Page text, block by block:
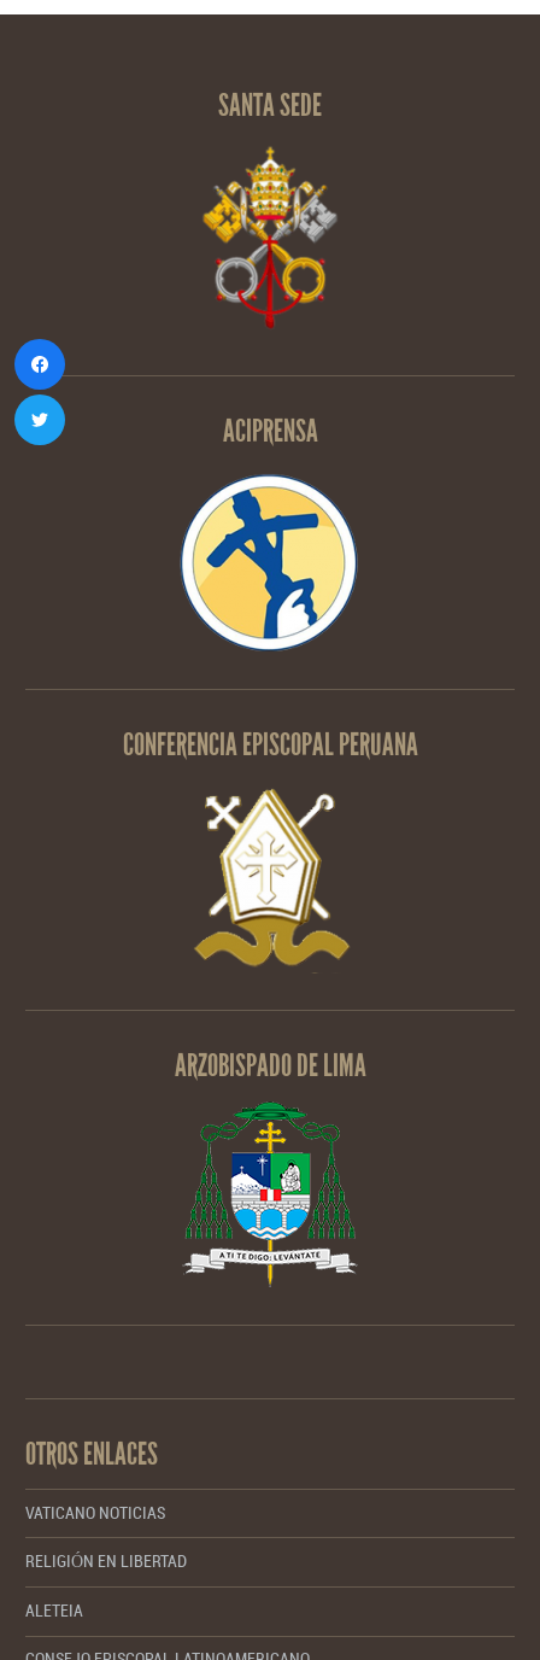
SANTA SEDE
ACIPRENSA
CONFERENCIA EPISCOPAL PERUANA
ARZOBISPADO DE LIMA
OTROS ENLACES
VATICANO NOTICIAS
RELIGIÓN EN LIBERTAD
ALETEIA